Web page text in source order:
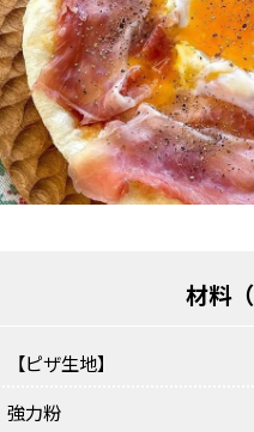
材料（
【ピザ生地】
強力粉